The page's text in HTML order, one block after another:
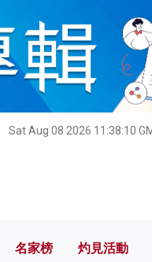
Sat Aug 08 2026 11:38:11
名家榜 灼見活
名家榜 灼見活動